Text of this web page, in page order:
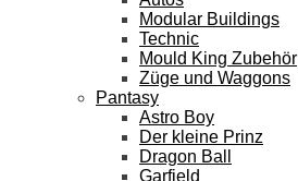
Modular Buildings
Technic
Mould King Zubehör
Züge und Waggons
Pantasy
Astro Boy
Der kleine Prinz
Dragon Ball
Garfield